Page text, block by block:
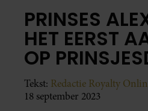
PRINSES
HET EERST
OP
Tekst: Redactie Royalty
18 september 2023